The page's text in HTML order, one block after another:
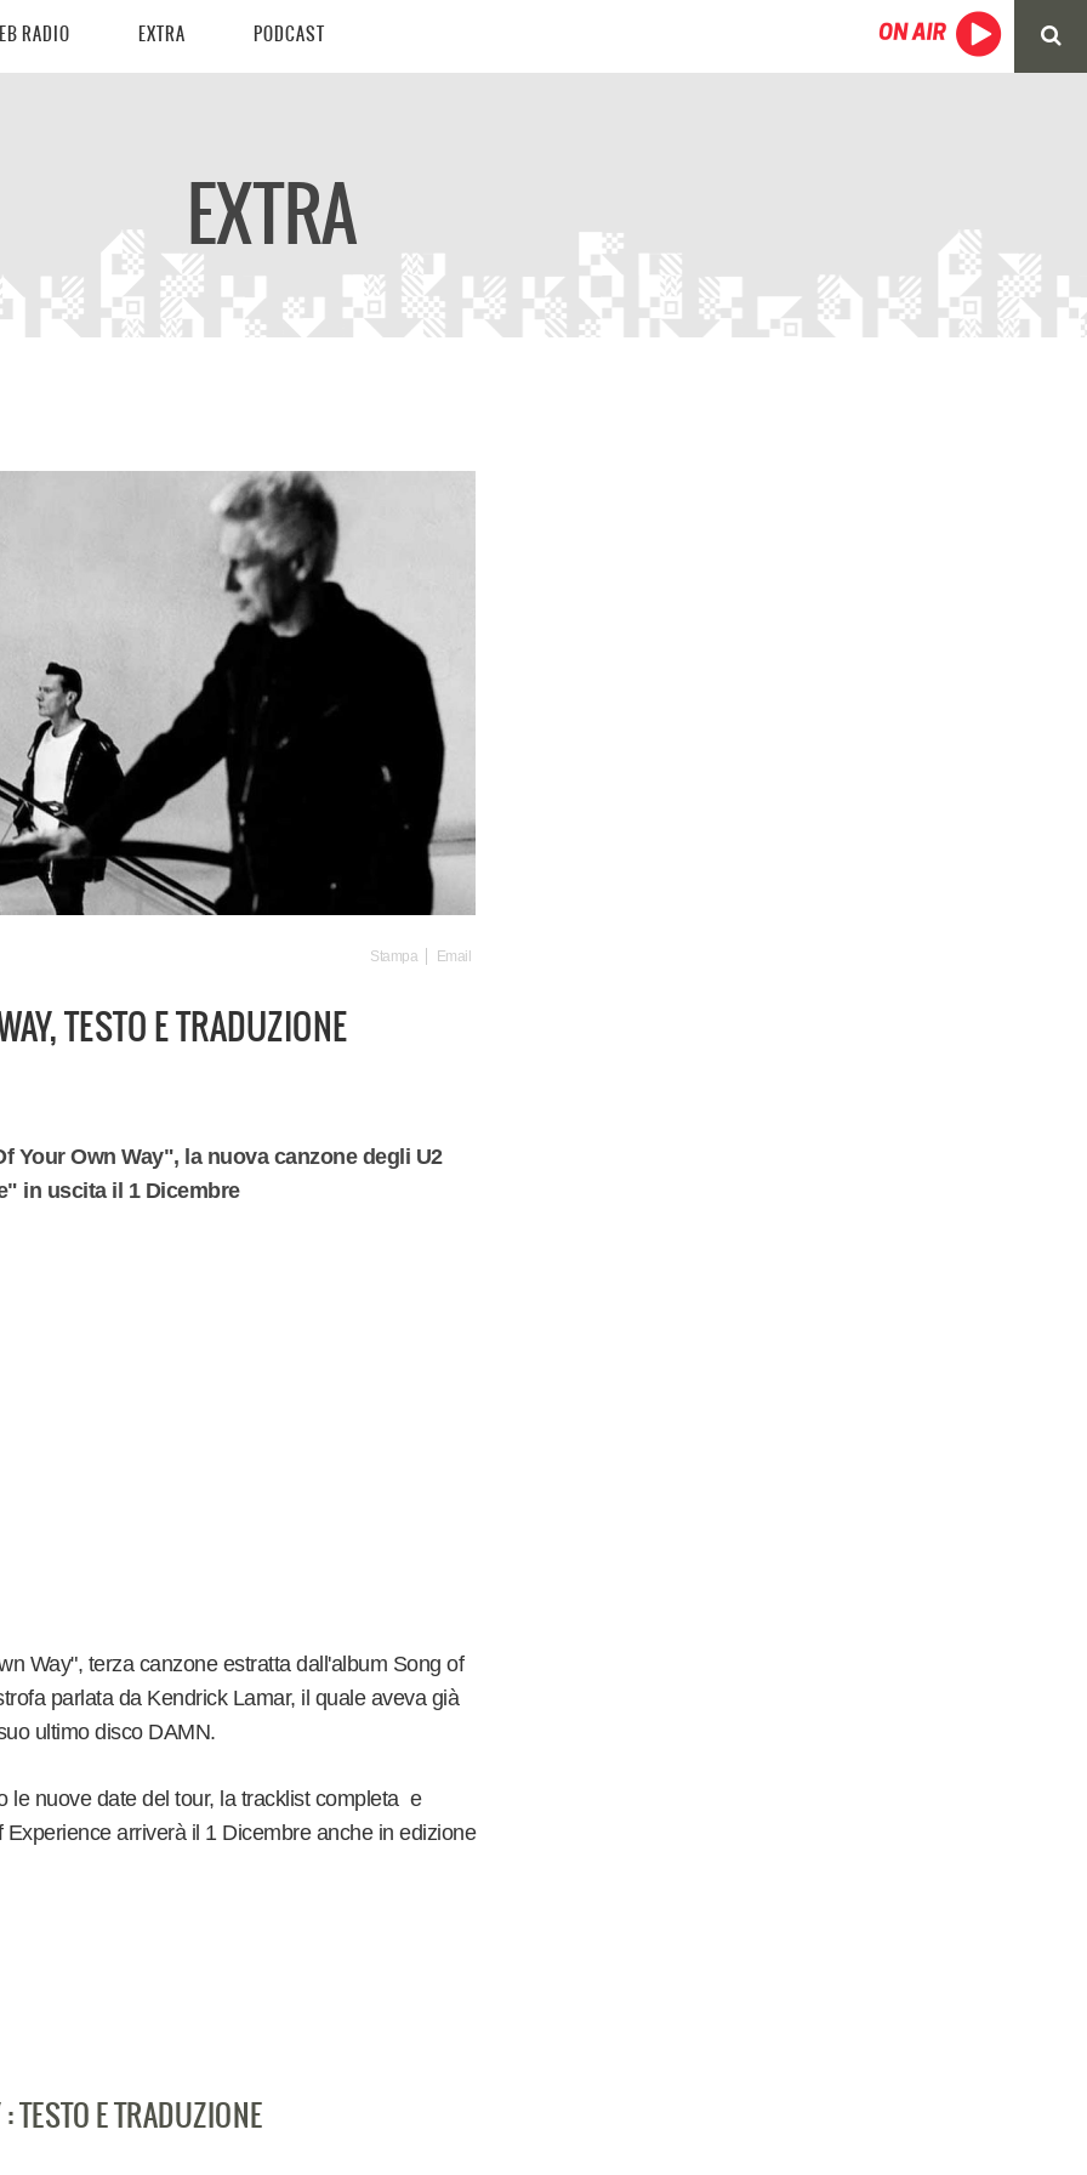
RADIO EXTRA PODCAST
EXTRA
Stampa Email
TESTO E TRADUZIONE
Your Own Way", la nuova canzone degli U2
in uscita il 1 Dicembre
Way", terza canzone estratta dall'album Song of
parlata da Kendrick Lamar, il quale aveva già
ultimo disco DAMN.
le nuove date del tour, la tracklist completa e
arriverà il 1 Dicembre anche in edizione
TESTO E TRADUZIONE